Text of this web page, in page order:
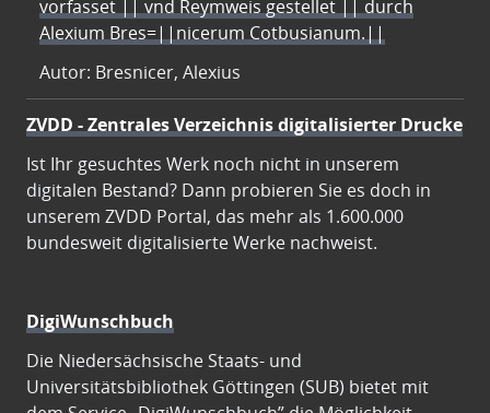
vorfasset || vnd Reymweis gestellet || durch
Alexium Bres=||nicerum Cotbusianum.||
Autor: Bresnicer, Alexius
ZVDD - Zentrales Verzeichnis digitalisierter Drucke
Ist Ihr gesuchtes Werk noch nicht in unserem
digitalen Bestand? Dann probieren Sie es doch in
unserem ZVDD Portal, das mehr als 1.600.000
bundesweit digitalisierte Werke nachweist.
DigiWunschbuch
Die Niedersächsische Staats- und
Universitätsbibliothek Göttingen (SUB) bietet mit